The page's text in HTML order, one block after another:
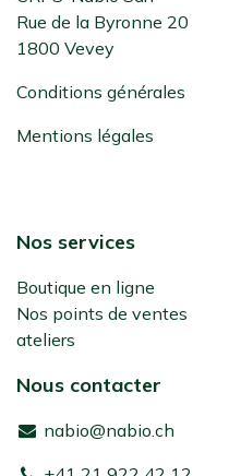
Rue de la Byronne 20
1800 Vevey
Conditions générales
Mentions légales
Nos services
Boutique en ligne
Nos points de ventes
ateliers
Nous contacter
nabio@nabio.ch